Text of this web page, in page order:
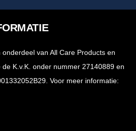
onderdeel van All Care Products en
K.v.K. onder nummer 27140889 en
Voor meer informatie: